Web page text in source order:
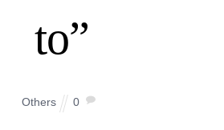
to”
Others 0